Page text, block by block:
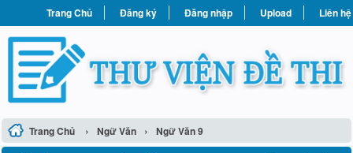
Trang Chủ Đăng ký Đăng nhập Upload Liên hệ
Trang Chủ › Ngữ Văn › Ngữ Văn 9